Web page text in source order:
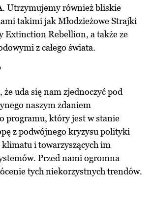
Utrzymujemy również bliskie
takimi jak Młodzieżowe Strajki
Extinction Rebellion, a także ze
z całego świata.
uda się nam zjednoczyć pod
naszym zdaniem
programu, który jest w stanie
z podwójnego kryzysu polityki
klimatu i towarzyszących im
Przed nami ogromna
tych niekorzystnych trendów.